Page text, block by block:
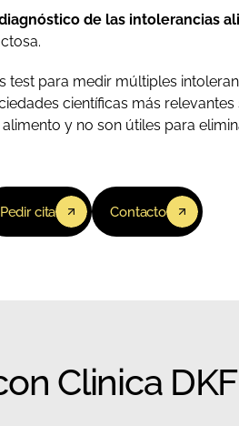
de las intolerancias
test para medir múltiples
científicas más
alimento y no son útiles para
Pedir cita Contacto
Clinica DKF